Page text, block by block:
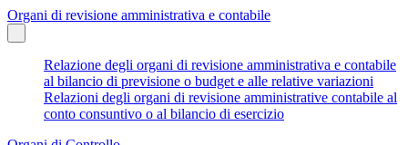
Organi di revisione amministrativa e contabile
Relazione degli organi di revisione amministrativa e contabile
al bilancio di previsione o budget e alle relative variazioni
Relazioni degli organi di revisione amministrative contabile al
conto consuntivo o al bilancio di esercizio